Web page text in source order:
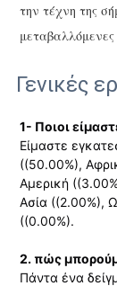
την τέχνη της
Γενικές
1- Ποιοι
Είμαστε
((50.00%),
Αμερική
Ασία ((2.00%),
((0.00%).
2. πώς
Πάντα ένα